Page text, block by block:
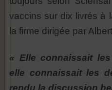
vaccins sur dix livrés à
la firme dirigée par
« Elle connaissait
elle connaissait les
rendu la discussion